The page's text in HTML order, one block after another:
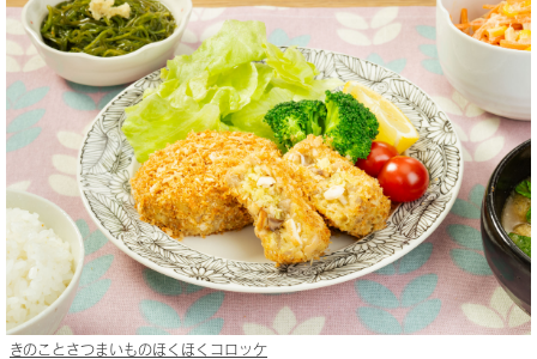
きのことさつまいものほくほくコロッケ